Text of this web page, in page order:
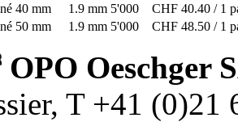
40 mm 1.9 mm 5'000
CHF 40.40 / 1
50 mm 1.9 mm 5'000 CHF 48.50 / 1
OPO Oeschger
T +41 (0)21